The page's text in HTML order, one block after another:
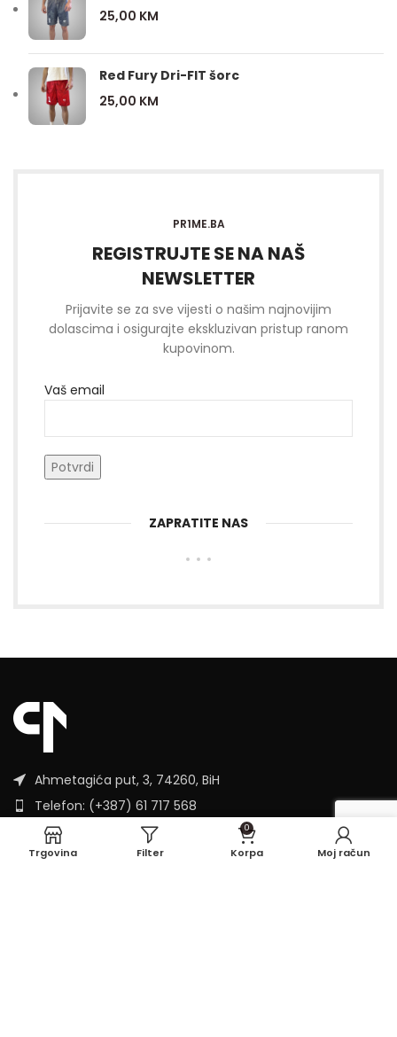
25,00 KM
Red Fury Dri-FIT šorc
25,00 KM
PR1ME.BA
REGISTRUJTE SE NA NAŠ
NEWSLETTER
Prijavite se za sve vijesti o našim najnovijim
dolascima i osigurajte ekskluzivan pristup ranom
kupovinom.
Vaš email
ZAPRATITE NAS
Ahmetagića put, 3, 74260, BiH
Telefon: (+387) 61 717 568
Email: kontakt@pr1me.ba
Trgovina Filter
0
Korpa Moj račun